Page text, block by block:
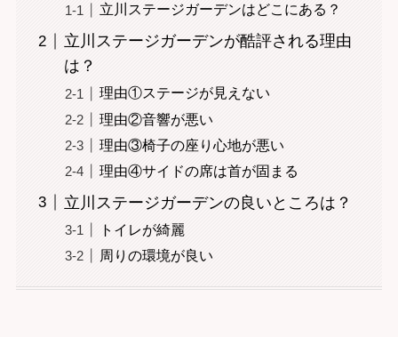
立川ステージガーデンはどこにある？
立川ステージガーデンが酷評される理由
は？
理由①ステージが見えない
理由②音響が悪い
理由③椅子の座り心地が悪い
理由④サイドの席は首が固まる
立川ステージガーデンの良いところは？
トイレが綺麗
周りの環境が良い